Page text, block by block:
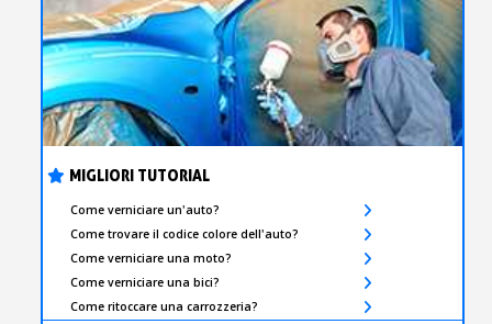
MIGLIORI TUTORIAL
Come verniciare un'auto?
Come trovare il codice colore dell'auto?
Come verniciare una moto?
Come verniciare una bici?
Come ritoccare una carrozzeria?